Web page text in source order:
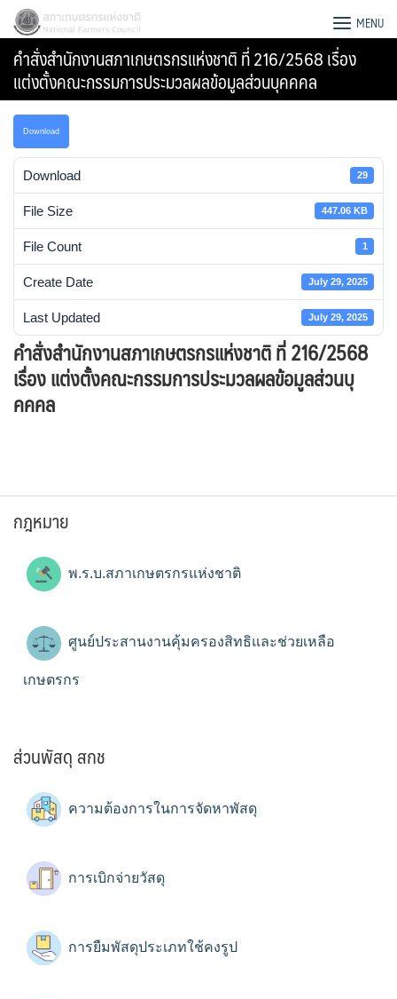
Skip
content
Search
for:
สภาเกษตรกรแห่งชาติ MENU
คำสั่งสำนักงานสภาเกษตรกรแห่งชาติ ที่ 216/2568 เรื่อง
แต่งตั้งคณะกรรมการประมวลผลข้อมูลส่วนบุคคคล
Download
Download 29
File Size 447.06 KB
File Count 1
Create Date July 29, 2025
Last Updated July 29, 2025
คำสั่งสำนักงานสภาเกษตรกรแห่งชาติ ที่ 216/2568
เรื่อง แต่งตั้งคณะกรรมการประมวลผลข้อมูลส่วนบุ
คคคล
กฎหมาย
พ.ร.บ.สภาเกษตรกรแห่งชาติ
ศูนย์ประสานงานคุ้มครองสิทธิและช่วยเหลือ
เกษตรกร
ส่วนพัสดุ สกช
ความต้องการในการจัดหาพัสดุ
การเบิกจ่ายวัสดุ
การยืมพัสดุประเภทใช้คงรูป